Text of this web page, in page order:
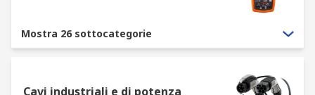
Mostra 26 sottocategorie
Cavi industriali e di potenza